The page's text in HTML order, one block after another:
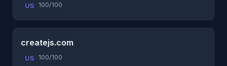
US 100/100
createjs.com
US 100/100